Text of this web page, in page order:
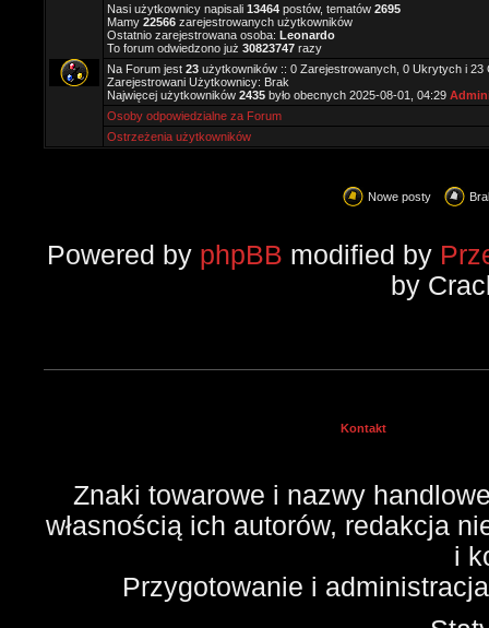
Nasi użytkownicy napisali 13464 postów, tematów 2695
Mamy 22566 zarejestrowanych użytkowników
Ostatnio zarejestrowana osoba: Leonardo
To forum odwiedzono już 30823747 razy
Na Forum jest 23 użytkowników :: 0 Zarejestrowanych, 0 Ukrytych i 23
Zarejestrowani Użytkownicy: Brak
Najwięcej użytkowników 2435 było obecnych 2025-08-01, 04:29
Osoby odpowiedzialne za Forum
Ostrzeżenia użytkowników
Nowe posty
Powered by phpBB modified by
by
Kontakt
Znaki towarowe i nazwy
własnością ich autorów, redakcja
i
Przygotowanie i